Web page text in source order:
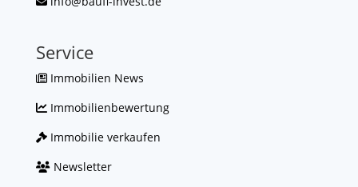
Service
Immobilien News
Immobilienbewertung
Immobilie verkaufen
Newsletter